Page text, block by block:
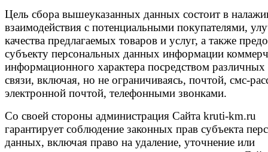
Цель сбора вышеуказанных данных состоит в
взаимодействия с потенциальными покупателями,
качества предлагаемых товаров и услуг, а также
субъекту персональных данных информации
информационного характера посредством различных
связи, включая, но не ограничиваясь, почтой, смс-
электронной почтой, телефонными звонками.
Со своей стороны администрация Сайта kruti-km.ru
гарантирует соблюдение законных прав субъекта
данных, включая право на удаление, уточнение или